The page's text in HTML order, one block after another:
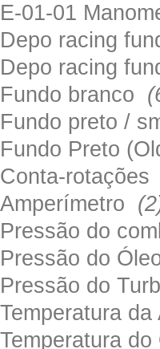
E-01-01
Depo racing
Depo racing
Fundo branco
Fundo preto /
Fundo Preto
Conta-rotações
Amperímetro
Pressão do
Pressão do
Pressão do
Temperatura da
Temperatura do